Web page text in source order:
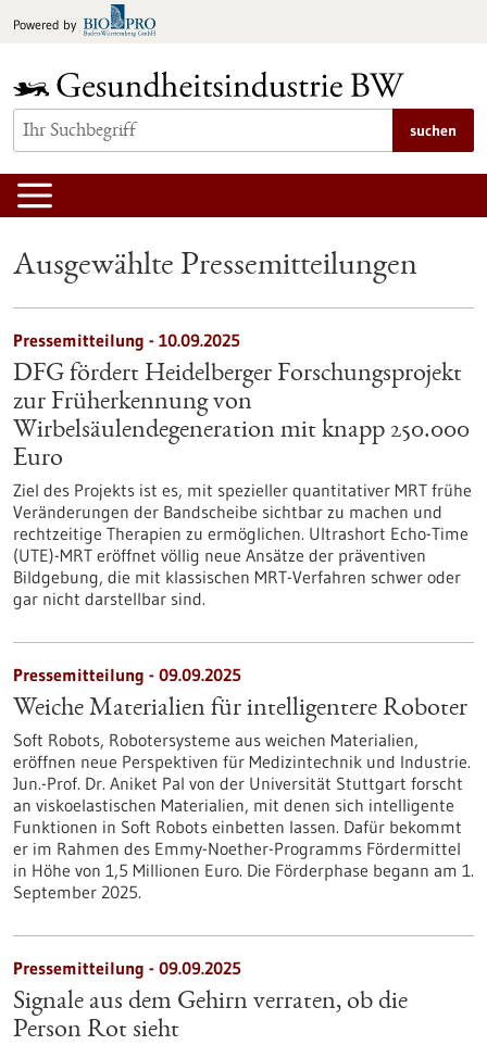
Inhalt
Powered by
suchen
Ausgewählte Pressemitteilungen
Pressemitteilung - 10.09.2025
DFG fördert Heidelberger Forschungsprojekt
zur Früherkennung von
Wirbelsäulendegeneration mit knapp 250.000
Euro
Ziel des Projekts ist es, mit spezieller quantitativer MRT frühe
Veränderungen der Bandscheibe sichtbar zu machen und
rechtzeitige Therapien zu ermöglichen. Ultrashort Echo-Time
(UTE)-MRT eröffnet völlig neue Ansätze der präventiven
Bildgebung, die mit klassischen MRT-Verfahren schwer oder
gar nicht darstellbar sind.
Pressemitteilung - 09.09.2025
Weiche Materialien für intelligentere Roboter
Soft Robots, Robotersysteme aus weichen Materialien,
eröffnen neue Perspektiven für Medizintechnik und Industrie.
Jun.-Prof. Dr. Aniket Pal von der Universität Stuttgart forscht
an viskoelastischen Materialien, mit denen sich intelligente
Funktionen in Soft Robots einbetten lassen. Dafür bekommt
er im Rahmen des Emmy-Noether-Programms Fördermittel
in Höhe von 1,5 Millionen Euro. Die Förderphase begann am 1.
September 2025.
Pressemitteilung - 09.09.2025
Signale aus dem Gehirn verraten, ob die
Person Rot sieht